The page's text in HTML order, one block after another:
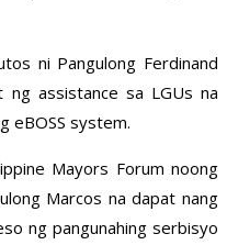
ni Pangulong Ferdinand
ng assistance sa LGUs na
eBOSS system.
Mayors Forum noong
Marcos na dapat nang
ng pangunahing serbisyo